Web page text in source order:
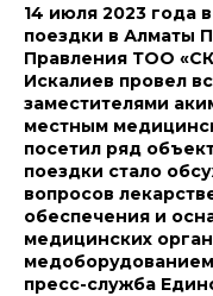
14 июля 2023 года
поездки в Алматы
Правления ТОО
Искалиев провел
заместителями
местным
посетил ряд
поездки стало
вопросов
обеспечения и
медицинских
пресс-служба